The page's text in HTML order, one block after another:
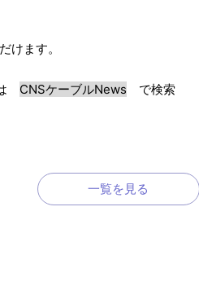
けます。
CNSケーブルNews で検索
一覧を見る